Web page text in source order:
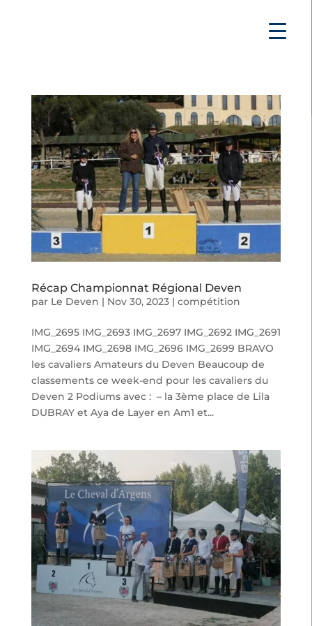
Récap Championnat Régional Deven
par Le Deven | Nov 30, 2023| compétition
IMG_2695 IMG_2693 IMG_2697 IMG_2692 IMG_2691
IMG_2694 IMG_2698 IMG_2696 IMG_2699 BRAVO
les cavaliers Amateurs du Deven Beaucoup de
classements ce week-end pour les cavaliers du
Deven 2 Podiums avec : – la 3ème place de Lila
DUBRAY et Aya de Layer en Am1 et...